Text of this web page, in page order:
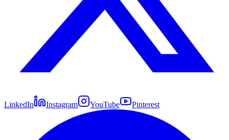
LinkedIn Instagram YouTube Pinterest